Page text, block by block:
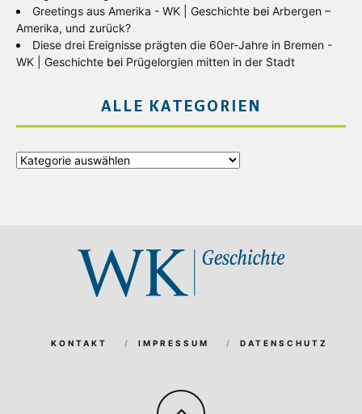
Greetings aus Amerika - WK | Geschichte bei Arbergen –
Amerika, und zurück?
Diese drei Ereignisse prägten die 60er-Jahre in Bremen -
WK | Geschichte bei Prügelorgien mitten in der Stadt
ALLE KATEGORIEN
Alle
KONTAKT IMPRESSUM DATENSCHUTZ